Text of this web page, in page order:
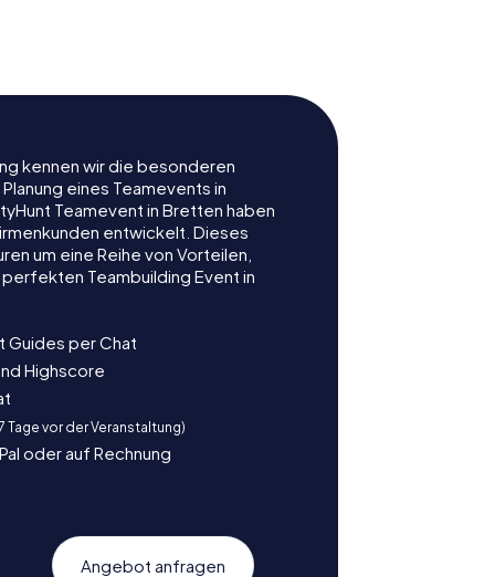
kennen wir die besonderen
eines Teamevents in
Teamevent in Bretten haben
entwickelt. Dieses
um eine Reihe von Vorteilen,
Teambuilding Event in
Guides per Chat
Highscore
Tage vor der Veranstaltung)
oder auf Rechnung
Angebot anfragen